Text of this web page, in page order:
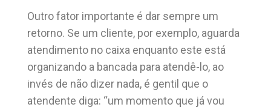
Outro fator importante é dar sempre um
retorno. Se um cliente, por exemplo, aguarda
atendimento no caixa enquanto este está
organizando a bancada para atendê-lo, ao
invés de não dizer nada, é gentil que o
atendente diga: “um momento que já vou